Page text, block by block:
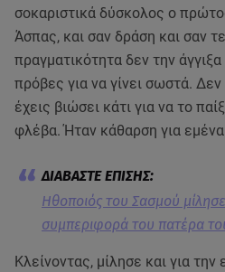
σοκαριστικά δύσκολος ο
Άσπας, και σαν δράση και σαν
πραγματικότητα δεν την
πρόβες για να γίνει σωστά. Δεν
έχεις βιώσει κάτι για να το
φλέβα. Ήταν κάθαρση για
Ηθοποιός του Σασμού
συμπεριφορά του πατέρα
Κλείνοντας, μίλησε και για την